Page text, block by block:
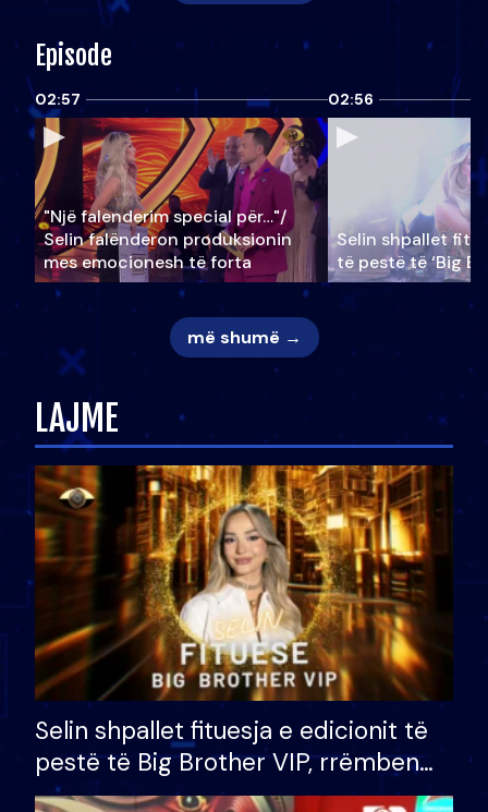
Episode
02:57
"Një falenderim special për…"/
Selin falënderon produksionin
mes emocionesh të forta
02:56
Selin shpallet
të pestë të ‘Big
më shumë →
LAJME
Selin shpallet fituesja e edicionit të
pestë të Big Brother VIP, rrëmben
çmimin e madh prej 100 mijë eurosh